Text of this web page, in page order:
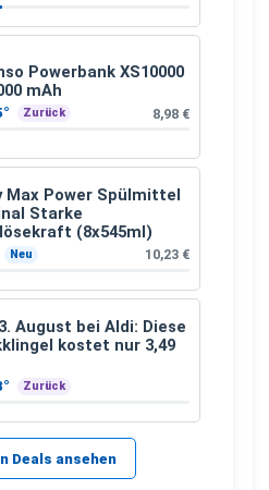
Powerbank XS10000
mAh
Zurück 8,98 €
Max Power Spülmittel
Starke
(8x545ml)
Neu 10,23 €
August bei Aldi: Diese
kostet nur 3,49
Zurück
Deals ansehen